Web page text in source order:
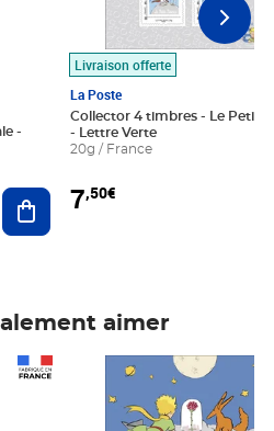
Ajouter au panier
Livraison offerte
La Poste
Collector 4 timbres - Le Petit
- Lettre Verte
20g / France
7,50€
aimer
Prix 7,50€